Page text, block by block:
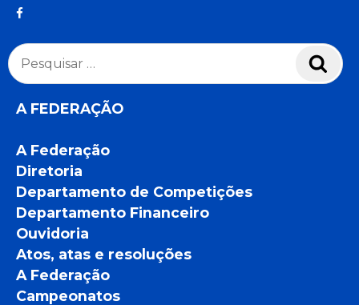
Pesquisar
por:
A FEDERAÇÃO
A Federação
Diretoria
Departamento de Competições
Departamento Financeiro
Ouvidoria
Atos, atas e resoluções
A Federação
Campeonatos